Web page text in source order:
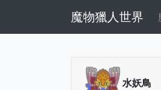
魔物獵人世界
水妖鳥